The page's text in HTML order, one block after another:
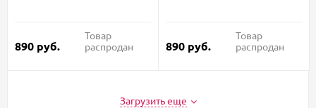
890 руб.
Товар
распродан
890 руб.
Товар
распродан
Загрузить еще